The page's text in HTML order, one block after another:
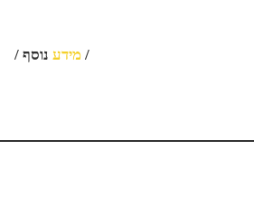
/ מידע נוסף /